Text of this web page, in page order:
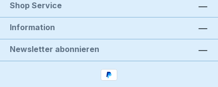
Shop Service
Information
Newsletter abonnieren